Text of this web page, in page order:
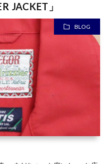
JACKET」
BLOG